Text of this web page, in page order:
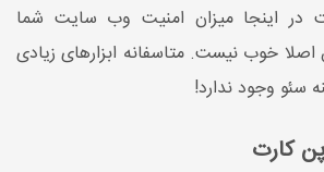
در اینجا میزان امنیت وب سایت شما
خوب نیست. متاسفانه ابزارهای زیادی
کارت